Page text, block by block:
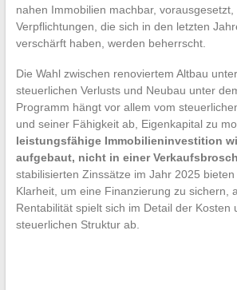
nahen Immobilien machbar,
Verpflichtungen, die sich in den letzten
verschärft haben, werden beherrscht.
Die Wahl zwischen renoviertem Altbau
steuerlichen Verlusts und Neubau unter
Programm hängt vor allem vom
und seiner Fähigkeit ab, Eigenkapital zu
leistungsfähige Immobilieninvestition
aufgebaut, nicht in einer
stabilisierten Zinssätze im Jahr 2025
Klarheit, um eine Finanzierung zu sichern,
Rentabilität spielt sich im Detail der Kosten
steuerlichen Struktur ab.